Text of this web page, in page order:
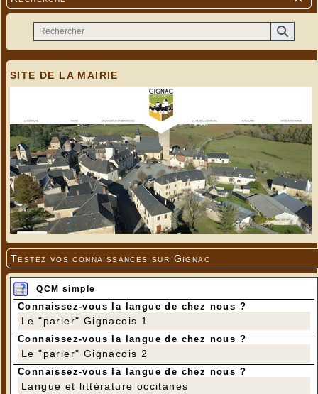
SITE DE LA MAIRIE
Testez vos connaissances sur Gignac
QCM simple
Connaissez-vous la langue de chez nous ?
Le "parler" Gignacois 1
Connaissez-vous la langue de chez nous ?
Le "parler" Gignacois 2
Connaissez-vous la langue de chez nous ?
Langue et littérature occitanes